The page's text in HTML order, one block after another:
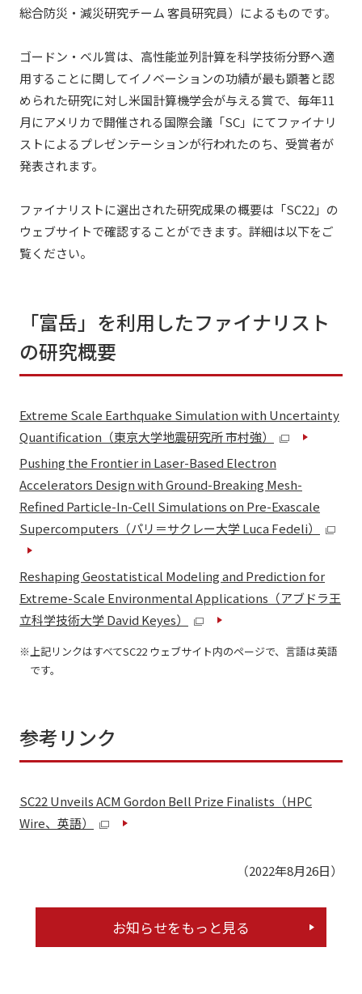
総合防災・減災研究チーム 客員研究員）によるものです。
ゴードン・ベル賞は、高性能並列計算を科学技術分野へ適
用することに関してイノベーションの功績が最も顕著と認
められた研究に対し米国計算機学会が与える賞で、毎年11
月にアメリカで開催される国際会議「SC」にてファイナリ
ストによるプレゼンテーションが行われたのち、受賞者が
発表されます。
ファイナリストに選出された研究成果の概要は「SC22」の
ウェブサイトで確認することができます。詳細は以下をご
覧ください。
「富岳」を利用したファイナリスト
の研究概要
Extreme Scale Earthquake Simulation with Uncertainty
Quantification （東京大学地震研究所 市村強）
Pushing the Frontier in Laser-Based Electron
Accelerators Design with Ground-Breaking Mesh-
Refined Particle-In-Cell Simulations on Pre-Exascale
Supercomputers （パリ＝サクレー大学 Luca Fedeli）
Reshaping Geostatistical Modeling and Prediction for
Extreme-Scale Environmental Applications （アブドラ王
立科学技術大学 David Keyes）
上記リンクはすべてSC22 ウェブサイト内のページで、言語は英語
です。
参考リンク
SC22 Unveils ACM Gordon Bell Prize Finalists （HPC
Wire、英語）
（2022年8月26日）
お知らせをもっと見る